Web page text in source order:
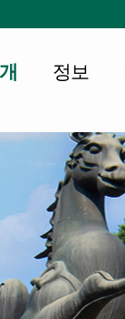
정보